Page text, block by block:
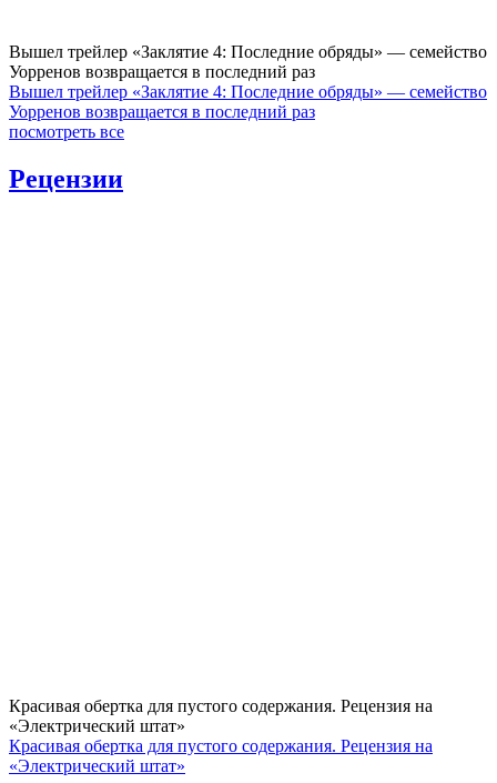
Вышел трейлер «Заклятие 4: Последние обряды» — семейство
Уорренов возвращается в последний раз
Вышел трейлер «Заклятие 4: Последние обряды» — семейство
Уорренов возвращается в последний раз
посмотреть все
Рецензии
Красивая обертка для пустого содержания. Рецензия на
«Электрический штат»
Красивая обертка для пустого содержания. Рецензия на
«Электрический штат»